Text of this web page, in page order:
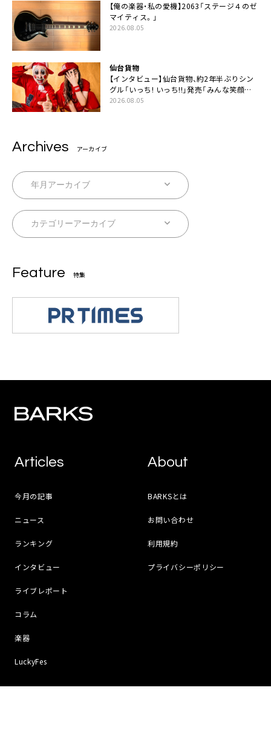
【俺の楽器・私の愛機】2063「ステージ４のゼ
マイティス。」
2026.08.05
仙台貨物
【インタビュー】仙台貨物、約2年半ぶりシン
グル「いっち! いっち!!」発売「みんな笑顔ぬ
させであげだいど思います」
2026.08.05
Archives アーカイブ
Feature 特集
Articles
今月の記事
ニュース
ランキング
インタビュー
ライブレポート
コラム
楽器
LuckyFes
About
BARKSとは
お問い合わせ
利用規約
プライバシーポリシー